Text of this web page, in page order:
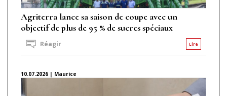
Agriterra lance sa saison de coupe avec un
objectif de plus de 95 % de sucres spéciaux
Lire
Réagir
10.07.2026 | Maurice